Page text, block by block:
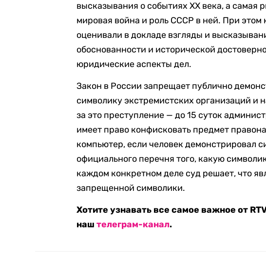
высказывания о событиях XX века, а самая
мировая война и роль СССР в ней. При
оценивали в докладе взгляды и
обоснованности и исторической
юридические аспекты дел.
Закон в России запрещает публично
символику экстремистских организаций и
за это преступление — до 15 суток
имеет право конфисковать предмет
компьютер, если человек демонстрировал
официального перечня того, какую
каждом конкретном деле суд решает, что
запрещенной символики.
Хотите узнавать все самое важное от
наштелеграм-канал.